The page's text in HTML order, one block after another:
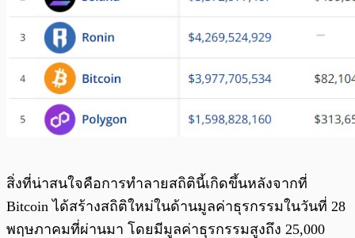
สิ่งที่น่าสนใจคือการทำลายสถิตินี้เกิดขึ้นหลังจากที่
Bitcoin ได้สร้างสถิติใหม่ในด้านมูลค่าธุรกรรมในวันที่ 28
พฤษภาคมที่ผ่านมา โดยมีมูลค่าธุรกรรมสูงถึง 25,000